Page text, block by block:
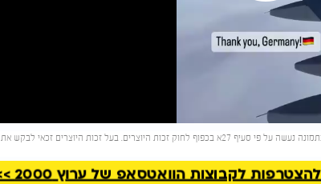
(צילום: Alexandros Michailidis/shutterstock/השימוש בתמונה נעשה על פי סעיף 27א בכפוף לחוק זכות היוצרים. בעל זכות היוצרים זכאי לבקש את
להמשך קריאה
לקבוצות הוואטסאפ של ערוץ 2000 >>>